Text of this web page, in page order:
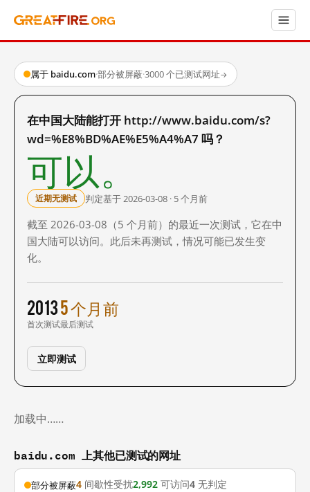
属于 baidu.com·部分被屏蔽·3000 个已测试网址→
在中国大陆能打开 http://www.baidu.com/s?
wd=%E8%BD%AE%E5%A4%A7 吗？
可以。
近期无测试 判定基于 2026-03-08 · 5 个月前
截至 2026-03-08（5 个月前）的最近一次测试，它在中
国大陆可以访问。此后未再测试，情况可能已发生变
化。
2013
首次测试
5 个月前
最后测试
立即测试
加载中……
baidu.com 上其他已测试的网址
部分被屏蔽4 间歇性受扰2,992 可访问4 无判定